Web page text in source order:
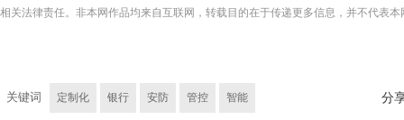
相关法律责任。非本网作品均来自互联网，转载目的在于传递更多信息，并不代表
关键词 定制化 银行 安防 管控 智能 分